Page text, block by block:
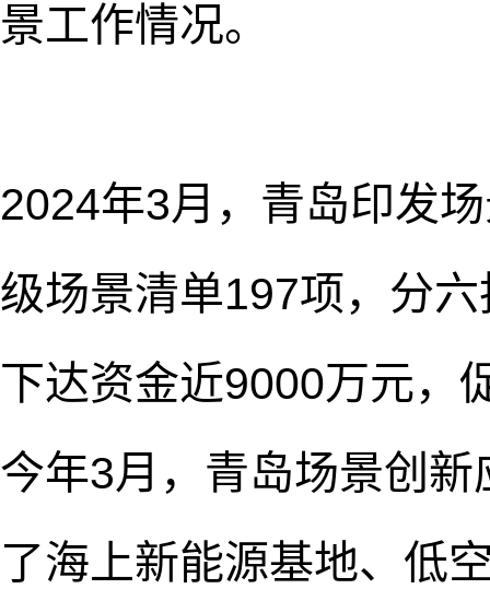
景工作情况。
2024年3月，青岛印发
级场景清单197项，分
下达资金近9000万元，
今年3月，青岛场景创
了海上新能源基地、低